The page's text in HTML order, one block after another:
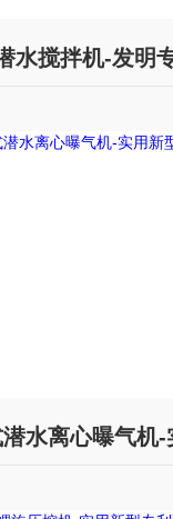
水搅拌机-发明